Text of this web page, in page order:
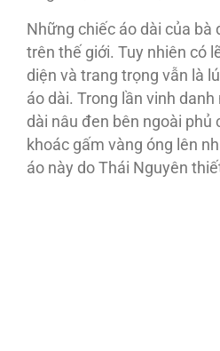
Những chiếc áo dài của bà
trên thế giới. Tuy nhiên có
diện và trang trọng vẫn là
áo dài. Trong lần vinh
dài nâu đen bên ngoài phủ
khoác gấm vàng óng lên
áo này do Thái Nguyên